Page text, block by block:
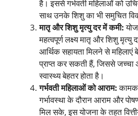
है। इससे गर्भवती महिलाओं को
साथ उनके शिशु का भी समुचित
मातृ और शिशु मृत्यु दर में कमी:
महत्वपूर्ण लक्ष्य मातृ और शिशु
आर्थिक सहायता मिलने से महिलाएं
प्राप्त कर सकती हैं, जिससे जच्चा
स्वास्थ्य बेहतर होता है।
गर्भवती महिलाओं को आराम:
गर्भावस्था के दौरान आराम और
मिल सके, इस योजना के तहत